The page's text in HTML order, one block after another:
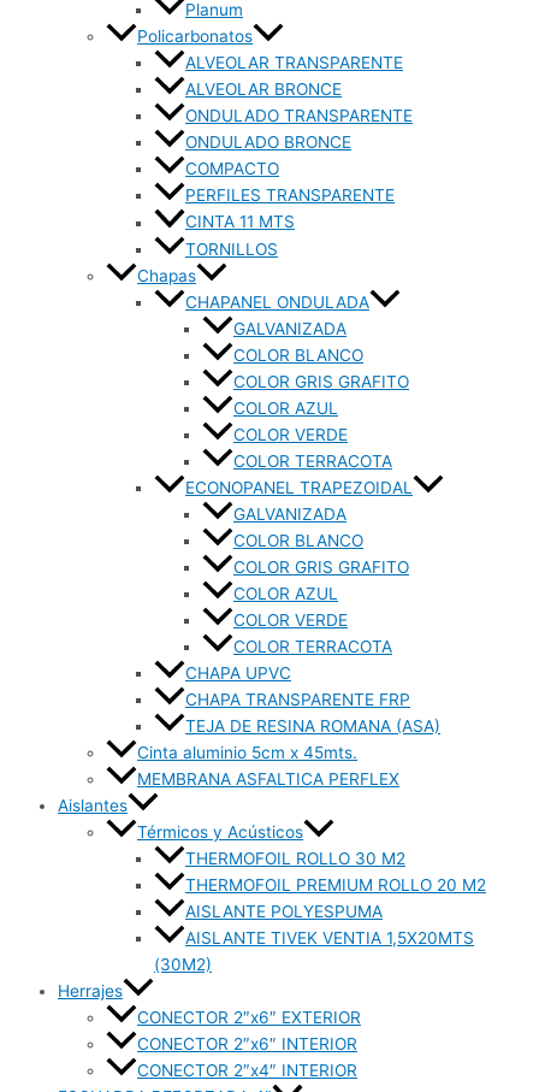
Planum
Policarbonatos
ALVEOLAR TRANSPARENTE
ALVEOLAR BRONCE
ONDULADO TRANSPARENTE
ONDULADO BRONCE
COMPACTO
PERFILES TRANSPARENTE
CINTA 11 MTS
TORNILLOS
Chapas
CHAPANEL ONDULADA
GALVANIZADA
COLOR BLANCO
COLOR GRIS GRAFITO
COLOR AZUL
COLOR VERDE
COLOR TERRACOTA
ECONOPANEL TRAPEZOIDAL
GALVANIZADA
COLOR BLANCO
COLOR GRIS GRAFITO
COLOR AZUL
COLOR VERDE
COLOR TERRACOTA
CHAPA UPVC
CHAPA TRANSPARENTE FRP
TEJA DE RESINA ROMANA (ASA)
Cinta aluminio 5cm x 45mts.
MEMBRANA ASFALTICA PERFLEX
Aislantes
Térmicos y Acústicos
THERMOFOIL ROLLO 30 M2
THERMOFOIL PREMIUM ROLLO 20 M2
AISLANTE POLYESPUMA
AISLANTE TIVEK VENTIA 1,5X20MTS
(30M2)
Herrajes
CONECTOR 2″x6″ EXTERIOR
CONECTOR 2″x6″ INTERIOR
CONECTOR 2″x4″ INTERIOR